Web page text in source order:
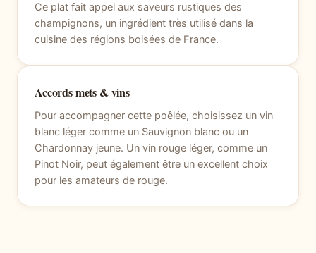
Ce plat fait appel aux saveurs rustiques des
champignons, un ingrédient très utilisé dans la
cuisine des régions boisées de France.
Accords mets & vins
Pour accompagner cette poêlée, choisissez un vin
blanc léger comme un Sauvignon blanc ou un
Chardonnay jeune. Un vin rouge léger, comme un
Pinot Noir, peut également être un excellent choix
pour les amateurs de rouge.